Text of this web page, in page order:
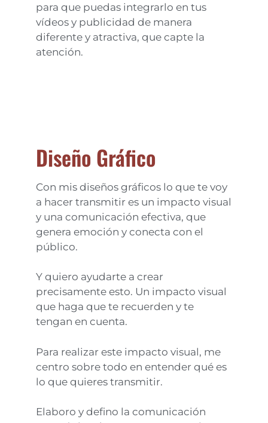
para que puedas integrarlo en tus
vídeos y publicidad de manera
diferente y atractiva, que capte la
atención.
Diseño Gráfico
Con mis diseños gráficos lo que te voy
a hacer transmitir es un impacto visual
y una comunicación efectiva, que
genera emoción y conecta con el
público.
Y quiero ayudarte a crear
precisamente esto. Un impacto visual
que haga que te recuerden y te
tengan en cuenta.
Para realizar este impacto visual, me
centro sobre todo en entender qué es
lo que quieres transmitir.
Elaboro y defino la comunicación